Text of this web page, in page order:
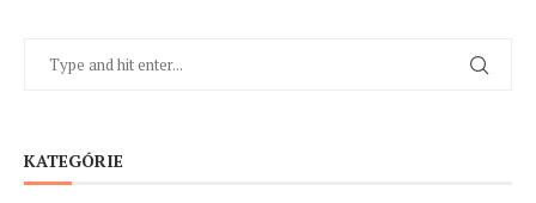
KATEGÓRIE